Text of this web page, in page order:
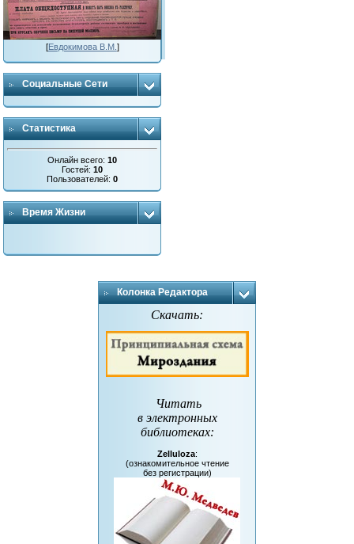
[Евдокимова В.М. ]
Социальные Сети
Статистика
Онлайн всего:10
Гостей:10
Пользователей:0
Время Жизни
Колонка Редактора
Скачать:
Читать
в электронных
библиотеках:
Zelluloza:
(ознакомительное чтение
без регистрации)